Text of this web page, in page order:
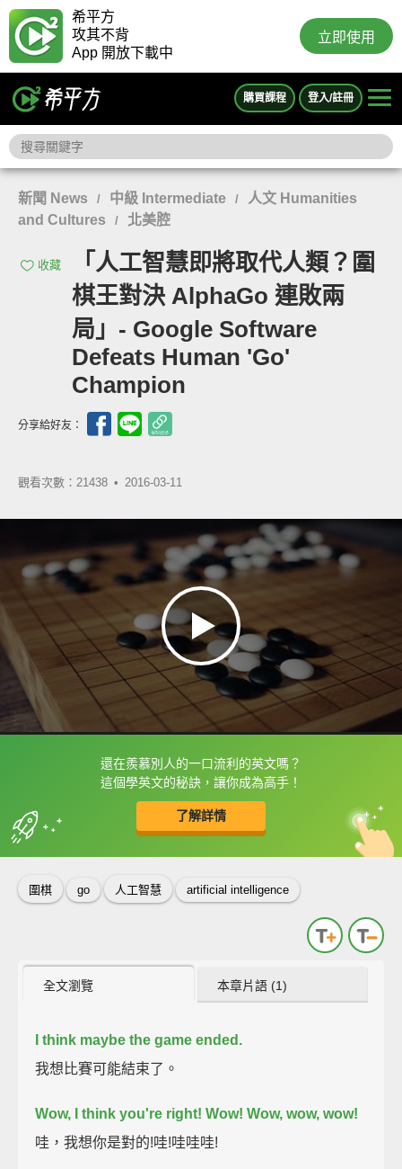
希平方
攻其不背
App 開放下載中
立即使用
購買課程 登入/註冊
新聞 News / 中級 Intermediate /
人文 Humanities
and Cultures
/ 北美腔
收藏
「人工智慧即將取代人類？圍
棋王對決 AlphaGo 連敗兩
局」- Google Software
Defeats Human 'Go'
Champion
分享給好友：
觀看次數：21438 • 2016-03-11
還在羨慕別人的一口流利的英文嗎？
這個學英文的秘訣，讓你成為高手！
了解詳情
框選或點兩下字幕可以直接查字典喔！
收錄佳句 中
英
圍棋 go 人工智慧 artificial intelligence
全文瀏覽 本章片語 (1)
I think maybe the game ended.
我想比賽可能結束了。
Wow, I think you're right! Wow! Wow, wow, wow!
哇，我想你是對的!哇!哇哇哇!